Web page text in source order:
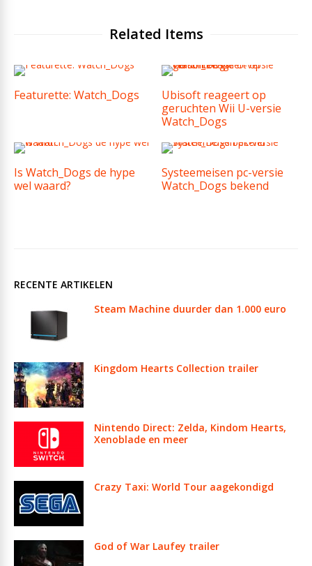
Related Items
Featurette: Watch_Dogs
Ubisoft reageert op
geruchten Wii U-versie
Watch_Dogs
Is Watch_Dogs de hype
wel waard?
Systeemeisen pc-versie
Watch_Dogs bekend
RECENTE ARTIKELEN
Steam Machine duurder dan 1.000 euro
Kingdom Hearts Collection trailer
Nintendo Direct: Zelda, Kindom Hearts,
Xenoblade en meer
Crazy Taxi: World Tour aagekondigd
God of War Laufey trailer